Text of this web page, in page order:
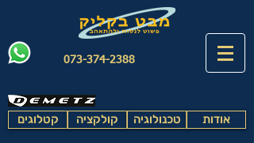
073-374-2388
קטלוגים קולקציה טכנולוגיה אודות